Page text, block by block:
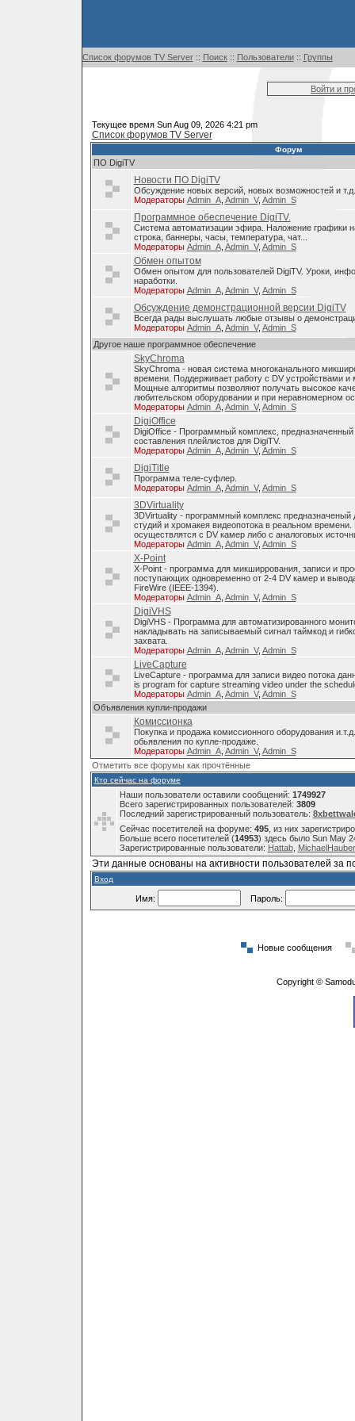
Список форумов TV Server:: Поиск:: Пользователи:: Группы
Войти и
Текущее время Sun Aug 09, 2026 4:21 pm
Список форумов TV Server
Форум
ПО DigiTV
Новости ПО DigiTV
Обсуждение новых версий, новых возможностей и т.д.
Модераторы Admin_A, Admin_V, Admin_S
Программное обеспечение DigiTV.
Система автоматизации эфира. Наложение графики
строка, баннеры, часы, температура, чат...
Модераторы Admin_A, Admin_V, Admin_S
Обмен опытом
Обмен опытом для пользователей DigiTV. Уроки,
наработки.
Модераторы Admin_A, Admin_V, Admin_S
Обсуждение демонстрационной версии DigiTV
Всегда рады выслушать любые отзывы о
Модераторы Admin_A, Admin_V, Admin_S
Другое наше программное обеспечение
SkyChroma
SkyChroma - новая система многоканального
времени. Поддерживает работу с DV устройствами
Мощные алгоритмы позволяют получать высокое
любительском оборудовании и при неравномерном
Модераторы Admin_A, Admin_V, Admin_S
DigiOffice
DigiOffice - Программный комплекс, предназначенный
составления плейлистов для DigiTV.
Модераторы Admin_A, Admin_V, Admin_S
DigiTitle
Программа теле-суфлер.
Модераторы Admin_A, Admin_V, Admin_S
3DVirtuality
3DVirtuality - программный комплекс предназначеный
студий и хромакея видеопотока в реальном
осуществлятся с DV камер либо с аналоговых
Модераторы Admin_A, Admin_V, Admin_S
X-Point
X-Point - программа для микширрования, записи и
поступающих одновременно от 2-4 DV камер и
FireWire (IEEE-1394).
Модераторы Admin_A, Admin_V, Admin_S
DigiVHS
DigiVHS - Программа для автоматизированного
накладывать на записываемый сигнал таймкод и
захвата.
Модераторы Admin_A, Admin_V, Admin_S
LiveCapture
LiveCapture - программа для записи видео потока
is program for capture streaming video under the
Модераторы Admin_A, Admin_V, Admin_S
Объявления купли-продажи
Комиссионка
Покупка и продажа комиссионного оборудования
обьявления по купле-продаже.
Модераторы Admin_A, Admin_V, Admin_S
Отметить все форумы как прочтённые
Кто сейчас на форуме
Наши пользователи оставили сообщений: 1749927
Всего зарегистрированных пользователей: 3809
Последний зарегистрированный пользователь:
Сейчас посетителей на форуме: 495, из них
Больше всего посетителей (14953) здесь было Sun May
Зарегистрированные пользователи: Hattab,
Эти данные основаны на активности пользователей за
Вход
Имя: Пароль:
Новые сообщения
Copyright ©